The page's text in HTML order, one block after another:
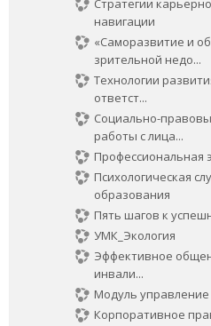
Стратегии
навигации
«Саморазвитие и
зрительной недо...
Технологии
ответст...
Социально-
работы с лица...
Профессиональная
Психологическая
образования
Пять шагов к
УМК_Экология
Эффективное
инвали...
Модуль
Корпоративное